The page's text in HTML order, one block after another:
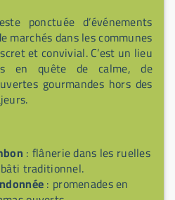
ponctuée d’événements
marchés dans les communes
et convivial. C’est un lieu
en quête de calme, de
gourmandes hors des
: flânerie dans les ruelles
traditionnel.
: promenades en